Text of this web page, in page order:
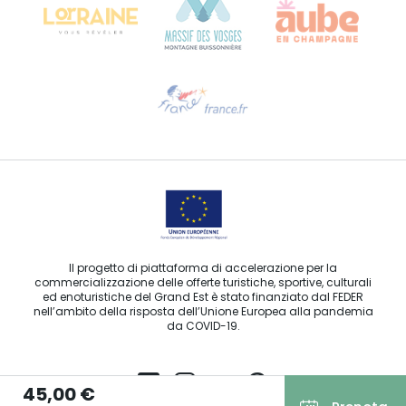
45,00 €
Contattaci per e-mail
Il progetto di piattaforma di accelerazione per la
commercializzazione delle offerte turistiche, sportive, culturali
ed enoturistiche del Grand Est è stato finanziato dal FEDER
nell’ambito della risposta dell’Unione Europea alla pandemia
da COVID-19.